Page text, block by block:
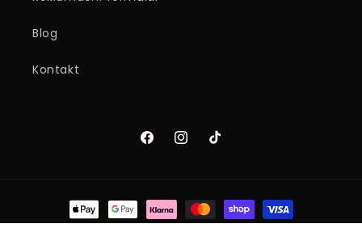
Blog
Kontakt
FacebookInstagram
TikTok
Platební
metody